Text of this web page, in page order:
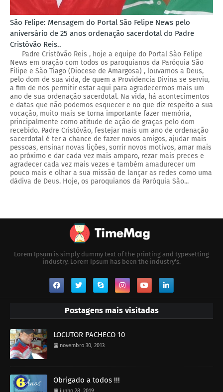
São Felipe: Mensagem do Portal São Felipe News pelo
aniversário de 25 anos ordenação sacerdotal do Padre
Cristóvão Reis..
Padre Cristóvão Reis , hoje a equipe do Portal São Felipe
News em oração com todos os paroquianos da Paróquia São
Filipe e São Tiago (Diocese de Amargosa) , louvamos a Deus,
pelo dom de sua vida, de quem a Providencia Divina se serviu,
a fim de nos permitir estar aqui para agradecermos mais um
ano de sua ordenação sacerdotal. Na vida, há acontecimentos
e datas que não podemos esquecer e no que diz respeito a sua
vocação, muito mais se torna importante fazer memória,
principalmente como atitude de ação de graças pelo dom
recebido. Padre Cristóvão, festejar mais um ano de ordenação
sacerdotal é ter a chance de fazer novos amigos, ajudar mais
pessoas, ensinar novas lições, sorrir novos motivos, amar mais
ao próximo e dar cada vez mais amparo, rezar mais preces e
agradecer cada vez mais vezes e também amadurecer um
pouco mais e olhar a sua missão de lançar as redes como uma
dádiva de Deus. Hoje, os paroquianos da Paróquia São...
Lorem Ipsum is simply dummy text of the printing and typesetting
industry. Lorem Ipsum has been the industry's.
Postagens mais visitadas
LOCUTOR PACHECO 10
novembro 30, 2013
Obrigado a todos !!!
junho 28, 2019